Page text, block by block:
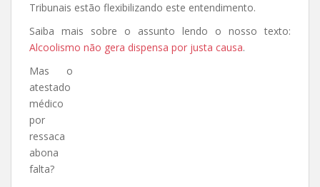
Tribunais estão flexibilizando este entendimento.
Saiba mais sobre o assunto lendo o nosso texto:
Alcoolismo não gera dispensa por justa causa.
Mas o
atestado
médico
por
ressaca
abona
falta?